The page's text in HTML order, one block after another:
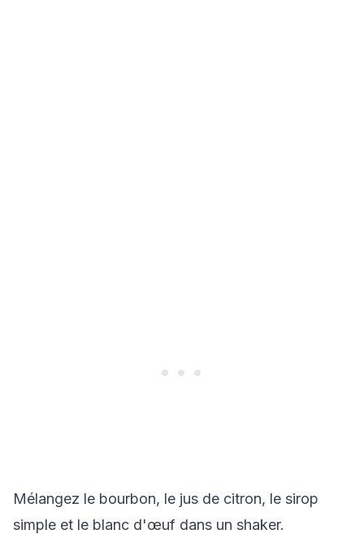
Mélangez le bourbon, le jus de citron, le sirop
simple et le blanc d'œuf dans un shaker.